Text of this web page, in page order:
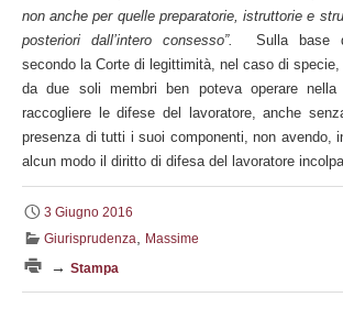
non anche per quelle preparatorie, istruttorie e
posteriori dall’intero consesso”. Sulla base
secondo la Corte di legittimità, nel caso di
da due soli membri ben poteva operare
raccogliere le difese del lavoratore, anche
presenza di tutti i suoi componenti, non avendo,
alcun modo il diritto di difesa del lavoratore
3 Giugno 2016
Giurisprudenza
Massime
→ Stampa